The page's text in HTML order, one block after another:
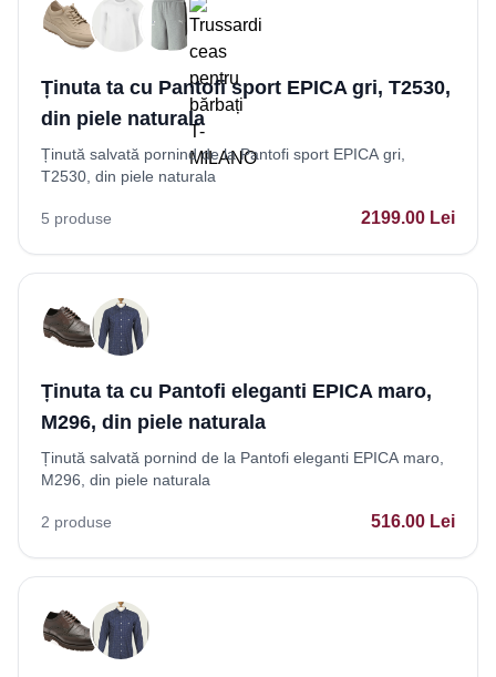
Ținuta ta cu Pantofi sport EPICA gri, T2530,
din piele naturala
Ținută salvată pornind de la Pantofi sport EPICA gri,
T2530, din piele naturala
5 produse 2199.00 Lei
Ținuta ta cu Pantofi eleganti EPICA maro,
M296, din piele naturala
Ținută salvată pornind de la Pantofi eleganti EPICA maro,
M296, din piele naturala
2 produse 516.00 Lei